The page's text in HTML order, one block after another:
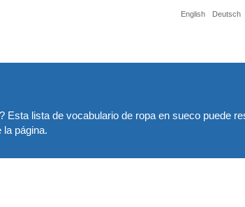
English Deutsch
lista de vocabulario de ropa en sueco puede
la página.